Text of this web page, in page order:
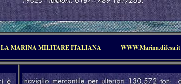
LA MARINA MILITARE ITALIANA WWW.Marina.difesa.it